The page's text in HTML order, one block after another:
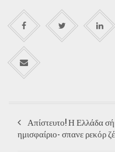
Απίστευτο! Η Ελλάδα
ημισφαίριο- σπανε ρεκόρ